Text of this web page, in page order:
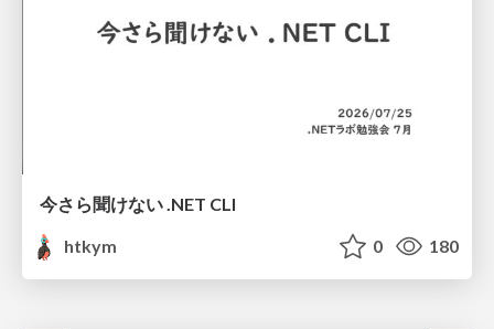
今さら聞けない .NET CLI
htkym
0 180